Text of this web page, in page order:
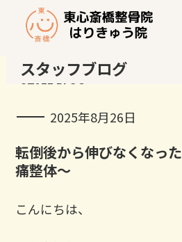
スタッフブログ
STAFF BLOG
2025年8月26日
転倒後から伸びなくなっ
痛整体～
こんにちは、